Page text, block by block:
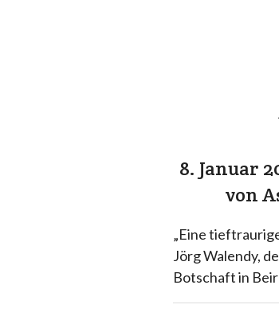
8. Januar
von
„Eine
Jörg Walendy,
Botschaft in